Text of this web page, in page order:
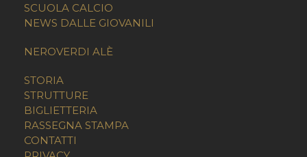
SCUOLA CALCIO
NEWS DALLE GIOVANILI
NEROVERDI ALÈ
STORIA
STRUTTURE
BIGLIETTERIA
RASSEGNA STAMPA
CONTATTI